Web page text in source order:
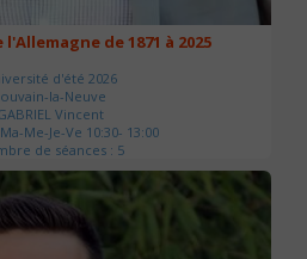
de 1871 à 2025
d'été 2026
la-Neuve
Vincent
Me-Je-Ve 10:30- 13:00
de séances : 5
120 €